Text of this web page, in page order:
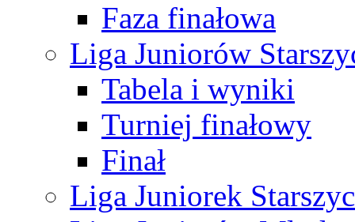
Faza finałowa
Liga Juniorów
Tabela i wyniki
Turniej finałowy
Finał
Liga Juniorek